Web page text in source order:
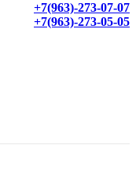
+7(963)-273-07-07
+7(963)-273-05-05